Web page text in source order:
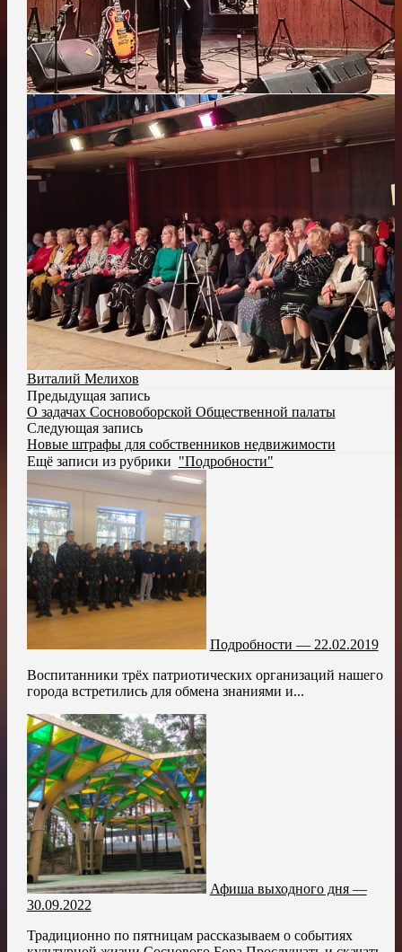
Виталий Мелихов
Предыдущая запись
О задачах Сосновоборской Общественной палаты
Следующая запись
Новые штрафы для собственников недвижимости
Ещё записи из рубрики "Подробности"
Подробности — 22.02.2019
Воспитанники трёх патриотических организаций нашего
города встретились для обмена знаниями и...
Афиша выходного дня —
30.09.2022
Традиционно по пятницам рассказываем о событиях